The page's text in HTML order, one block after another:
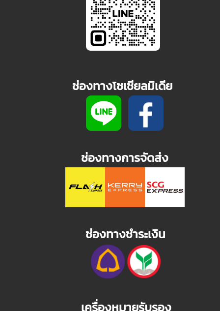
ช่องทางโซเชียลมิเดีย
ช่องทางการจัดส่ง
ช่องทางชำระเงิน
เครื่องหมายรับรอง